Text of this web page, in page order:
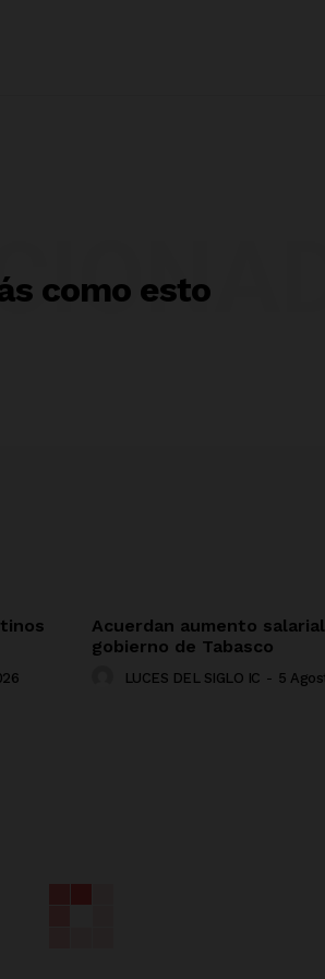
como esto
Acuerdan aumento
gobierno de Tabasco
LUCES DEL SIGLO IC - 5